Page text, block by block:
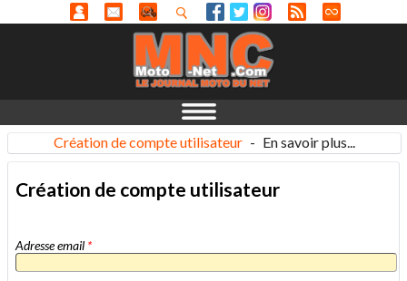
Création de compte utilisateur - En savoir plus...
Création de compte utilisateur
Adresse email *